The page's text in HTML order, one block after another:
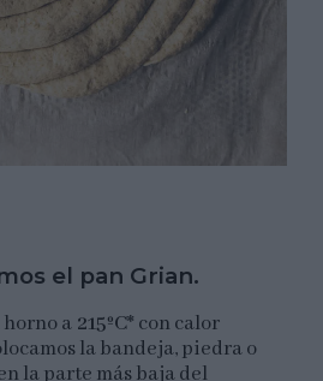
el pan Grian.
a 215ºC* con calor
la bandeja, piedra o
la parte más baja del